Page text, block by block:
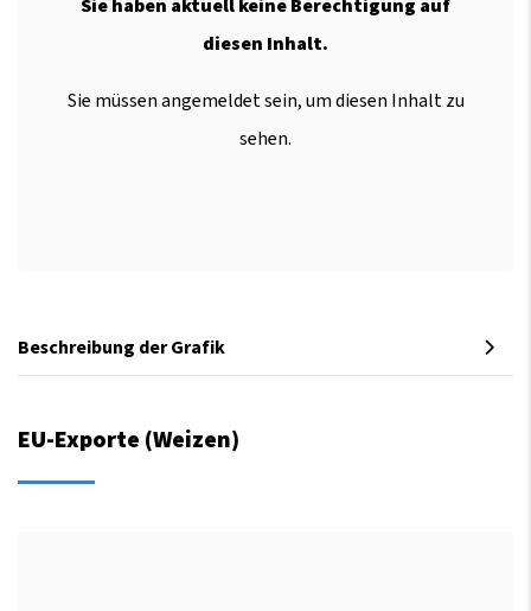
Sie haben aktuell keine Berechtigung auf
diesen Inhalt.
Sie müssen angemeldet sein, um diesen Inhalt zu
sehen.
Beschreibung der Grafik
EU-Exporte (Weizen)